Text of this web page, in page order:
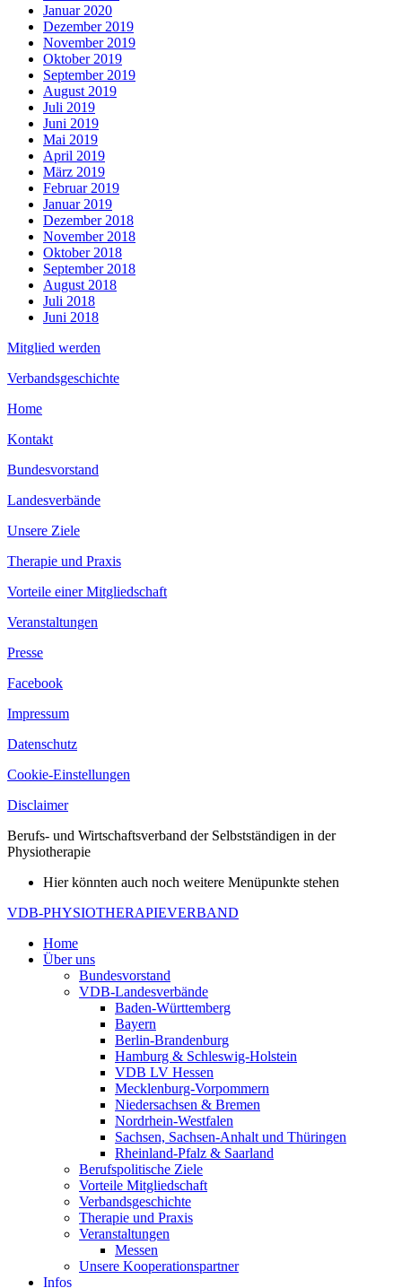
Januar 2020
Dezember 2019
November 2019
Oktober 2019
September 2019
August 2019
Juli 2019
Juni 2019
Mai 2019
April 2019
März 2019
Februar 2019
Januar 2019
Dezember 2018
November 2018
Oktober 2018
September 2018
August 2018
Juli 2018
Juni 2018
Mitglied werden
Verbandsgeschichte
Home
Kontakt
Bundesvorstand
Landesverbände
Unsere Ziele
Therapie und Praxis
Vorteile einer Mitgliedschaft
Veranstaltungen
Presse
Facebook
Impressum
Datenschutz
Cookie-Einstellungen
Disclaimer
Berufs- und Wirtschaftsverband der Selbstständigen in der
Physiotherapie
Hier könnten auch noch weitere Menüpunkte stehen
VDB-PHYSIOTHERAPIEVERBAND
Home
Über uns
Bundesvorstand
VDB-Landesverbände
Baden-Württemberg
Bayern
Berlin-Brandenburg
Hamburg & Schleswig-Holstein
VDB LV Hessen
Mecklenburg-Vorpommern
Niedersachsen & Bremen
Nordrhein-Westfalen
Sachsen, Sachsen-Anhalt und Thüringen
Rheinland-Pfalz & Saarland
Berufspolitische Ziele
Vorteile Mitgliedschaft
Verbandsgeschichte
Therapie und Praxis
Veranstaltungen
Messen
Unsere Kooperationspartner
Infos